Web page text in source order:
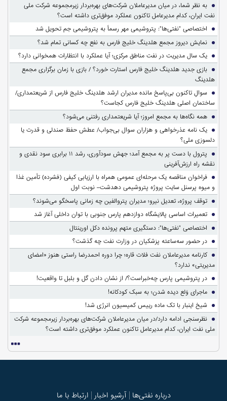
به نظر شما، در میان مدیرعاملان شرکت‌های بهره‌بردار زیرمجموعه شرکت ملی
نفت ایران، کدام مدیرعامل تاکنون عملکرد موفق‌تری داشته است؟
اختصاصی "نفتی‌ها": پتروشیمی مهر رسماً به پتروشیمی جم تحویل شد
نمایش دیروز مجمع هلدینگ خلیج فارس به نفع چه کسانی تمام شد؟
یک سال مدیریت در نفت مناطق مرکزی؛ آیا عملکرد با انتظارات همخوانی دارد؟
بازی جدید هلدینگ خلیج فارس استارت خورد؟ / بازی با زمان برگزاری مجمع
هلدینگ
سوالِ تاکنون بی‌پاسخ مانده مدیران ارشد هلدینگ خلیج فارس از شریعتمداری/
ساختمان اصلی هلدینگ خلیج فارس کجاست؟
همه نگاه‌ها به مجمع امروز؛ آیا شریعتمداری رفتنی می‌شود؟
یک نامه عذرخواهی و هزاران سوال بی‌جواب/ عطش حفظ صندلی و قدرت یا
دلسوزی ملی؟
پترول با دست پر به مجمع آمد؛ جهش سودآوری، رشد ۱۱ برابری سود نقدی و
نقشه راه ارزش‌آفرینی
فراخوان مناقصه یک مرحله‌ای عمومی همراه با ارزیابی کیفی (فشرده) تأمین غذا
و میوه پرسنل سایت پروژه پتروشیمی دهدشت– نوبت اول
توقف پروژه، تعدیل نیرو؛ مدیران پتروالفین چه زمانی پاسخگو می‌شوند؟
تعمیرات اساسی پالایشگاه دوازدهم پارس جنوبی با توان داخلی آغاز شد
اختصاصی "نفتی‌ها": دستگیری متهم پرونده دکل اورینتال
در حضور سه‌ساعته پزشکیان در وزارت نفت چه گذشت؟
کارنامه مدیرعاملان نفت فلات قاره؛ چرا دوره احمدرضا راستی هنوز «امضای
مدیریتی» ندارد؟
در پتروشیمی پارس چه‌خبراست؟/ از نشان دادن گل و بلبل تا واقعیت!
ماجرای وَلع دیده شدن؛ به سبک کودکانه!
شیخ اینبار با تک ماده رییس کمیسیون انرژی شد!
نظرسنجی ادامه دارد/در میان مدیرعاملان شرکت‌های بهره‌بردار زیرمجموعه شرکت
ملی نفت ایران، کدام مدیرعامل تاکنون عملکرد موفق‌تری داشته است؟
درباره نفتی‌ها آرشیو اخبار ارتباط با ما